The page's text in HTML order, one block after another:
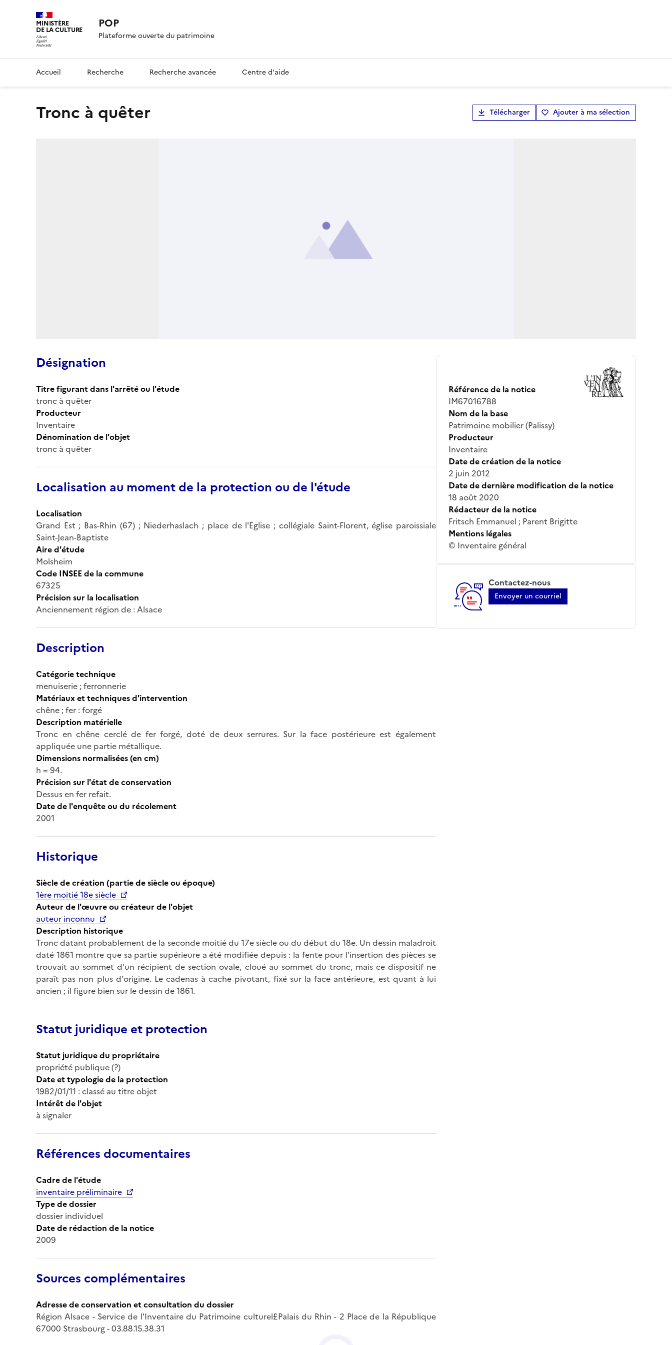
MINISTÈRE
DE LA CULTURE POP
Plateforme ouverte du patrimoine
Accueil Recherche Recherche avancée Centre d'aide
tronc à quêter Télécharger Ajouter à ma sélection
Désignation
Titre figurant dans l'arrêté ou l'étude
tronc à quêter
Producteur
Inventaire
Dénomination de l'objet
tronc à quêter
Localisation au moment de la protection ou de l'étude
Localisation
Grand Est ; Bas-Rhin (67) ; Niederhaslach ; place de l'Eglise ; collégiale Saint-Florent, église paroissiale
Saint-Jean-Baptiste
Aire d'étude
Molsheim
Code INSEE de la commune
67325
Précision sur la localisation
Anciennement région de : Alsace
Description
Catégorie technique
menuiserie ; ferronnerie
Matériaux et techniques d'intervention
chêne ; fer : forgé
Description matérielle
Tronc en chêne cerclé de fer forgé, doté de deux serrures. Sur la face postérieure est également
appliquée une partie métallique.
Dimensions normalisées (en cm)
h = 94.
Précision sur l'état de conservation
Dessus en fer refait.
Date de l'enquête ou du récolement
2001
Historique
Siècle de création (partie de siècle ou époque)
1ère moitié 18e siècle
Auteur de l'œuvre ou créateur de l'objet
auteur inconnu
Description historique
Tronc datant probablement de la seconde moitié du 17e siècle ou du début du 18e. Un dessin maladroit
daté 1861 montre que sa partie supérieure a été modifiée depuis : la fente pour l'insertion des pièces se
trouvait au sommet d'un récipient de section ovale, cloué au sommet du tronc, mais ce dispositif ne
paraît pas non plus d'origine. Le cadenas à cache pivotant, fixé sur la face antérieure, est quant à lui
ancien ; il figure bien sur le dessin de 1861.
Statut juridique et protection
Statut juridique du propriétaire
propriété publique (?)
Date et typologie de la protection
1982/01/11 : classé au titre objet
Intérêt de l'objet
à signaler
Références documentaires
Cadre de l'étude
inventaire préliminaire
Type de dossier
dossier individuel
Date de rédaction de la notice
2009
Sources complémentaires
Adresse de conservation et consultation du dossier
Région Alsace - Service de l'Inventaire du Patrimoine culturel£Palais du Rhin - 2 Place de la République
67000 Strasbourg - 03.88.15.38.31
Référence de la notice
IM67016788
Nom de la base
Patrimoine mobilier (Palissy)
Producteur
Inventaire
Date de création de la notice
2 juin 2012
Date de dernière modification de la notice
18 août 2020
Rédacteur de la notice
Fritsch Emmanuel ; Parent Brigitte
Mentions légales
© Inventaire général
Contactez-nous
Envoyer un courriel